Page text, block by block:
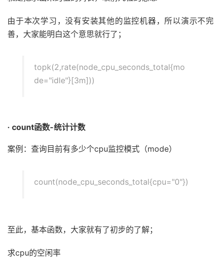
由于本次学习，没有安装其他的监控机器，所以演示不完
善，大家能明白这个意思就行了；
topk(2,rate(node_cpu_seconds_total{mo
de="idle"}[3m]))
· count函数-统计计数
案例：查询目前有多少个cpu监控模式（mode）
count(node_cpu_seconds_total{cpu="0"})
至此，基本函数，大家就有了初步的了解；
求cpu的空闲率